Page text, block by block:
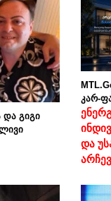
და გიგი
კარ-
და